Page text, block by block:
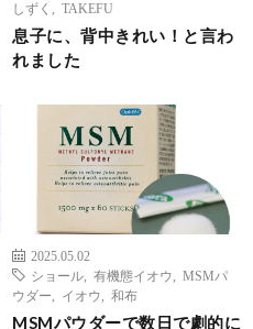
しずく
TAKEFU
息子に、背中きれい！と言わ
れました
2025.05.02
ショール
有機態イオウ
MSMパ
ウダー
イオウ 和布
MSMパウダーで数日で劇的に